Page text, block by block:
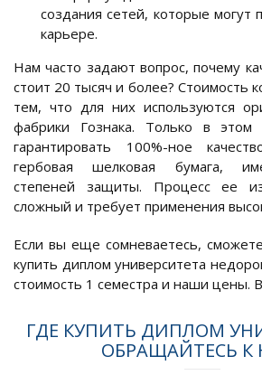
создания сетей, которые могут
карьере.
Нам часто задают вопрос, почему
стоит 20 тысяч и более? Стоимость
тем, что для них используются
фабрики Гознака. Только в
гарантировать 100%-ное
гербовая шелковая бумага,
степеней защиты. Процесс ее
сложный и требует применения
Если вы еще сомневаетесь,
купить диплом университета
стоимость 1 семестра и наши цены.
ГДЕ КУПИТЬ ДИПЛОМ
ОБРАЩАЙТЕСЬ К